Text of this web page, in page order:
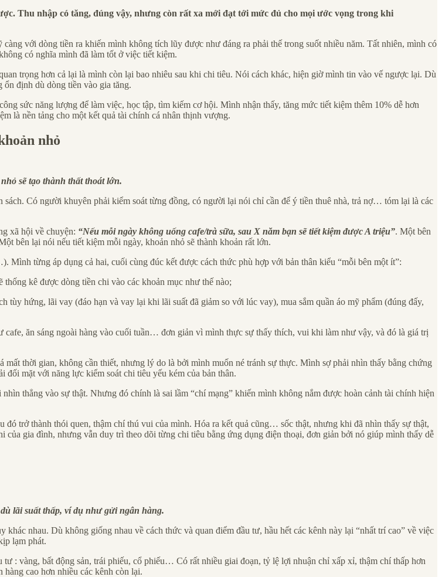
Thu nhập có tăng, đúng vậy, nhưng còn rất xa mới đạt tới mức đủ cho mọi ước vọng trong khi
với dòng tiền ra khiến mình không tích lũy được như đáng ra phải thế trong suốt nhiều năm. Tất nhiên, mình có
có nghĩa mình đã làm tốt ở việc tiết kiệm.
trọng hơn cả lại là mình còn lại bao nhiêu sau khi chi tiêu. Nói cách khác, hiện giờ mình tin vào vế ngược lại. Dù
định dù dòng tiền vào gia tăng.
sức năng lượng để làm việc, học tập, tìm kiếm cơ hội. Mình nhận thấy, tăng mức tiết kiệm thêm 10% dễ hơn
là nền tảng cho một kết quả tài chính cá nhân thịnh vượng.
nhỏ
sẽ tạo thành thất thoát lớn.
Có người khuyên phải kiểm soát từng đồng, có người lại nói chỉ cần để ý tiền thuê nhà, trả nợ… tóm lại là các
xã hội về chuyện: “Nếu mỗi ngày không uống cafe/trà sữa, sau X năm bạn sẽ tiết kiệm được A triệu”. Một bên
bên lại nói nếu tiết kiệm mỗi ngày, khoản nhỏ sẽ thành khoản rất lớn.
từng áp dụng cả hai, cuối cùng đúc kết được cách thức phù hợp với bản thân kiểu “mỗi bên một ít”:
thống kê được dòng tiền chi vào các khoản mục như thế nào;
tùy hứng, lãi vay (đáo hạn và vay lại khi lãi suất đã giảm so với lúc vay), mua sắm quần áo mỹ phẩm (đúng đấy,
ăn sáng ngoài hàng vào cuối tuần… đơn giản vì mình thực sự thấy thích, vui khi làm như vậy, và đó là giá trị
thời gian, không cần thiết, nhưng lý do là bởi mình muốn né tránh sự thực. Mình sợ phải nhìn thấy bằng chứng
mặt với năng lực kiểm soát chi tiêu yếu kém của bản thân.
thẳng vào sự thật. Nhưng đó chính là sai lầm “chí mạng” khiến mình không nắm được hoàn cảnh tài chính hiện
trở thành thói quen, thậm chí thú vui của mình. Hóa ra kết quả cũng… sốc thật, nhưng khi đã nhìn thấy sự thật,
gia đình, nhưng vẫn duy trì theo dõi từng chi tiêu bằng ứng dụng điện thoại, đơn giản bởi nó giúp mình thấy dễ
lãi suất thấp, ví dụ như gửi ngân hàng.
nhau. Dù không giống nhau về cách thức và quan điểm đầu tư, hầu hết các kênh này lại “nhất trí cao” về việc
lạm phát.
: vàng, bất động sản, trái phiếu, cổ phiếu… Có rất nhiều giai đoạn, tỷ lệ lợi nhuận chỉ xấp xỉ, thậm chí thấp hơn
cao hơn nhiều các kênh còn lại.